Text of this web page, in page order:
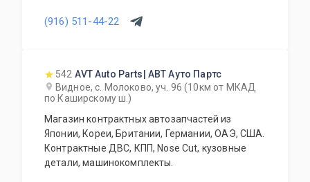
(916) 511-44-22
542 AVT Auto Parts| АВТ Ауто Партс
Видное, с. Молоково, уч. 96 (10км от МКАД
по Каширскому ш.)
Магазин контрактных автозапчастей из
Японии, Кореи, Британии, Германии, ОАЭ, США.
Контрактные ДВС, КПП, Nose Cut, кузовные
детали, машинокомплекты.